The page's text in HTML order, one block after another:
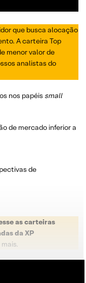
que busca alocação
A carteira Top
menor valor de
analistas do
nos papéis small
de mercado inferior a
de
as carteiras
da XP